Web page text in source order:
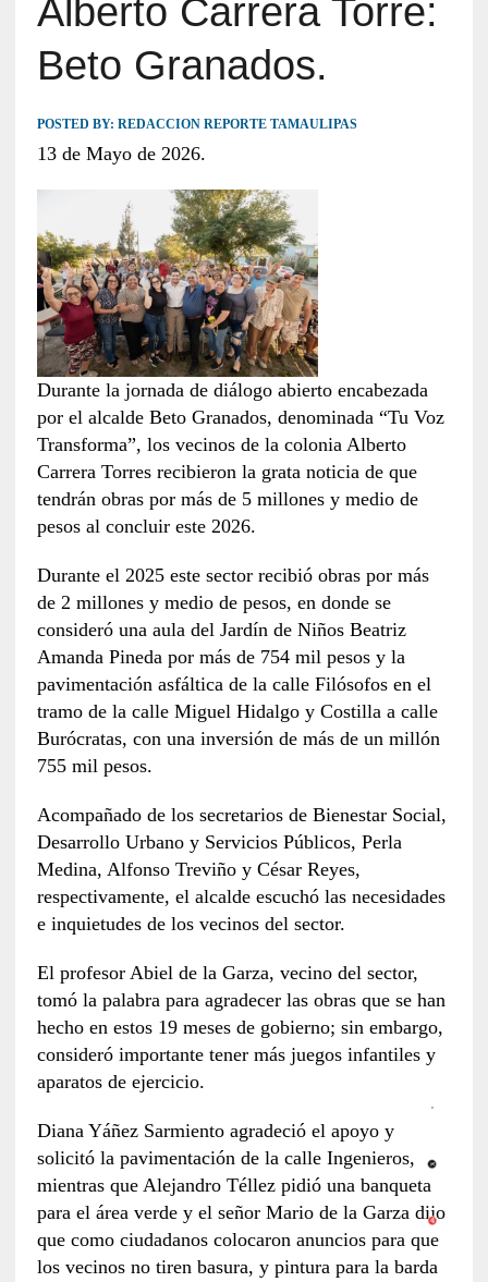
Alberto Carrera Torre:
Beto Granados.
POSTED BY: REDACCION REPORTE TAMAULIPAS
13 de Mayo de 2026.
Durante la jornada de diálogo abierto encabezada
por el alcalde Beto Granados, denominada “Tu Voz
Transforma”, los vecinos de la colonia Alberto
Carrera Torres recibieron la grata noticia de que
tendrán obras por más de 5 millones y medio de
pesos al concluir este 2026.
Durante el 2025 este sector recibió obras por más
de 2 millones y medio de pesos, en donde se
consideró una aula del Jardín de Niños Beatriz
Amanda Pineda por más de 754 mil pesos y la
pavimentación asfáltica de la calle Filósofos en el
tramo de la calle Miguel Hidalgo y Costilla a calle
Burócratas, con una inversión de más de un millón
755 mil pesos.
Acompañado de los secretarios de Bienestar Social,
Desarrollo Urbano y Servicios Públicos, Perla
Medina, Alfonso Treviño y César Reyes,
respectivamente, el alcalde escuchó las necesidades
e inquietudes de los vecinos del sector.
El profesor Abiel de la Garza, vecino del sector,
tomó la palabra para agradecer las obras que se han
hecho en estos 19 meses de gobierno; sin embargo,
consideró importante tener más juegos infantiles y
aparatos de ejercicio.
Diana Yáñez Sarmiento agradeció el apoyo y
solicitó la pavimentación de la calle Ingenieros,
mientras que Alejandro Téllez pidió una banqueta
para el área verde y el señor Mario de la Garza dijo
que como ciudadanos colocaron anuncios para que
los vecinos no tiren basura, y pintura para la barda